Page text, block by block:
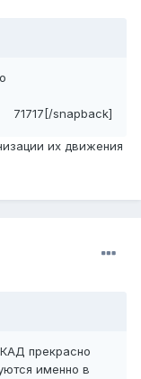
71717[/snapback]
их движения
прекрасно
именно в